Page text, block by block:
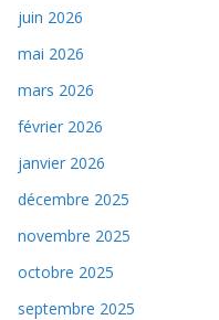
juin 2026
mai 2026
mars 2026
février 2026
janvier 2026
décembre 2025
novembre 2025
octobre 2025
septembre 2025